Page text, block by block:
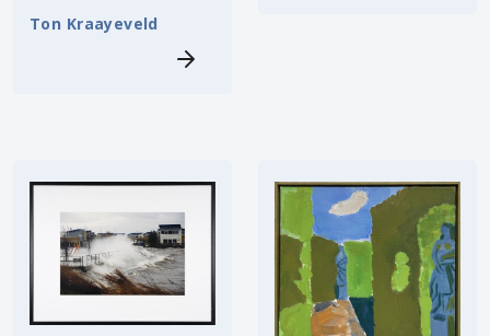
Ton Kraayeveld